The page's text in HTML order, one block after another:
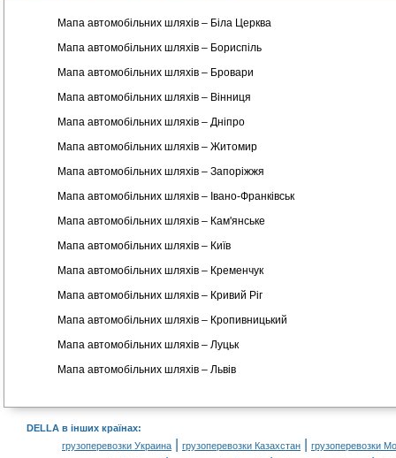
Мапа автомобільних шляхів – Біла Церква
Мапа автомобільних шляхів – Бориспіль
Мапа автомобільних шляхів – Бровари
Мапа автомобільних шляхів – Вінниця
Мапа автомобільних шляхів – Дніпро
Мапа автомобільних шляхів – Житомир
Мапа автомобільних шляхів – Запоріжжя
Мапа автомобільних шляхів – Івано-Франківськ
Мапа автомобільних шляхів – Кам'янське
Мапа автомобільних шляхів – Київ
Мапа автомобільних шляхів – Кременчук
Мапа автомобільних шляхів – Кривий Ріг
Мапа автомобільних шляхів – Кропивницький
Мапа автомобільних шляхів – Луцьк
Мапа автомобільних шляхів – Львів
DELLA в інших країнах:
грузоперевозки Украина
грузоперевозки Казахстан
грузоперевозки